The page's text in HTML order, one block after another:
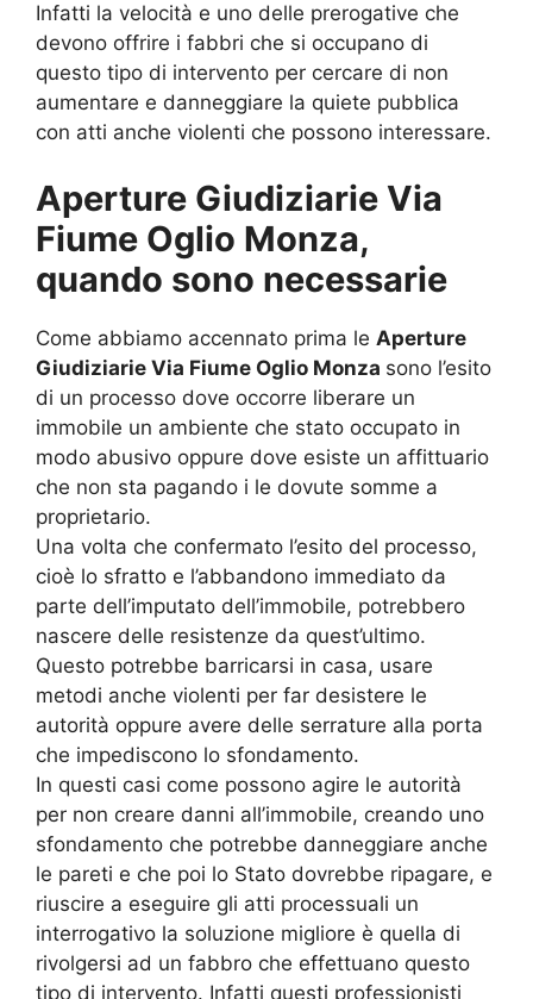
Infatti la velocità e uno delle prerogative che
devono offrire i fabbri che si occupano di
questo tipo di intervento per cercare di non
aumentare e danneggiare la quiete pubblica
con atti anche violenti che possono interessare.
Aperture Giudiziarie Via
Fiume Oglio Monza,
quando sono necessarie
Come abbiamo accennato prima le Aperture
Giudiziarie Via Fiume Oglio Monza sono l’esito
di un processo dove occorre liberare un
immobile un ambiente che stato occupato in
modo abusivo oppure dove esiste un affittuario
che non sta pagando i le dovute somme a
proprietario.
Una volta che confermato l’esito del processo,
cioè lo sfratto e l’abbandono immediato da
parte dell’imputato dell’immobile, potrebbero
nascere delle resistenze da quest’ultimo.
Questo potrebbe barricarsi in casa, usare
metodi anche violenti per far desistere le
autorità oppure avere delle serrature alla porta
che impediscono lo sfondamento.
In questi casi come possono agire le autorità
per non creare danni all’immobile, creando uno
sfondamento che potrebbe danneggiare anche
le pareti e che poi lo Stato dovrebbe ripagare, e
riuscire a eseguire gli atti processuali un
interrogativo la soluzione migliore è quella di
rivolgersi ad un fabbro che effettuano questo
tipo di intervento. Infatti questi professionisti